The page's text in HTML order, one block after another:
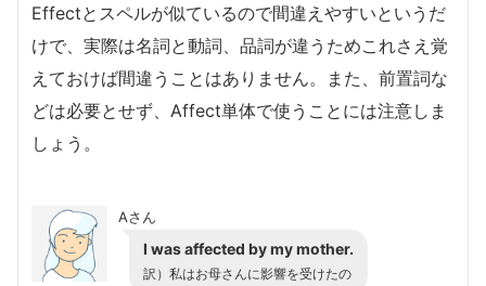
Effectとスペルが似ているので間違えやすいというだ
けで、実際は名詞と動詞、品詞が違うためこれさえ覚
えておけば間違うことはありません。また、前置詞な
どは必要とせず、Affect単体で使うことには注意しま
しょう。
Aさん
I was affected by my mother.
訳）私はお母さんに影響を受けたの